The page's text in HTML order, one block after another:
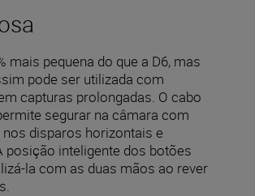
mais pequena do que a D6, mas
pode ser utilizada com
capturas prolongadas. O cabo
segurar na câmara com
nos disparos horizontais e
posição inteligente dos botões
la com as duas mãos ao rever